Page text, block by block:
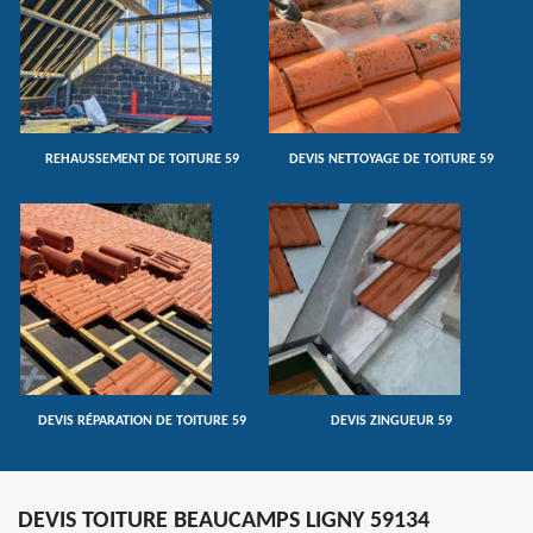
REHAUSSEMENT DE TOITURE 59 DEVIS NETTOYAGE DE TOITURE 59
DEVIS RÉPARATION DE TOITURE 59 DEVIS ZINGUEUR 59
DEVIS TOITURE BEAUCAMPS LIGNY 59134